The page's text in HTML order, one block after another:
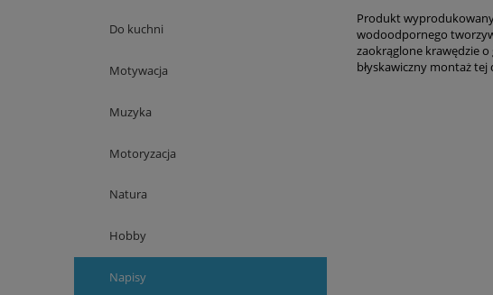
Do kuchni
Motywacja
Muzyka
Motoryzacja
Natura
Hobby
Napisy
Produkt
wodoodpornego
zaokrąglone krawędzie
błyskawiczny montaż